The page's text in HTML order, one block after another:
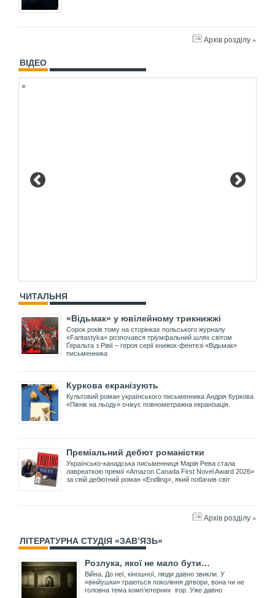
Архів розділу »
ВІДЕО
ЧИТАЛЬНЯ
«Відьмак» у ювілейному трикнижжі
Сорок років тому на сторінках польського журналу
«Fantastyka» розпочався тріумфальний шлях світом
Ґеральта з Рівії – героя серії книжок-фентезі «Відьмак»
письменника
Куркова екранізують
Культовий роман українського письменника Андрія Куркова
«Пікнік на льоду» очікує повнометражна екранізація.
Преміальний дебют романістки
Українсько-канадська письменниця Марія Рева стала
лавреаткою премії «Amazon Canada First Novel Award 2026»
за свій дебютний роман «Endling», який побачив світ
Архів розділу »
ЛІТЕРАТУРНА СТУДІЯ «ЗАВ’ЯЗЬ»
Розлука, якої не мало бути…
Війна. До неї, кіношної, люди давно звикли. У
«вінйушки» граються покоління дітвори, вона чи не
головна тема комп’ютерних ігор. Уже давно